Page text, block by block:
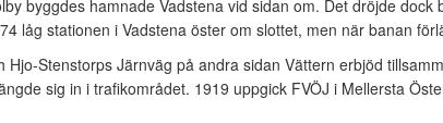
byggdes hamnade Vadstena vid sidan om. Det dröjde
låg stationen i Vadstena öster om slottet, men när banan
Hjo-Stenstorps Järnväg på andra sidan Vättern erbjöd
sig in i trafikområdet. 1919 uppgick FVÖJ i Mellersta